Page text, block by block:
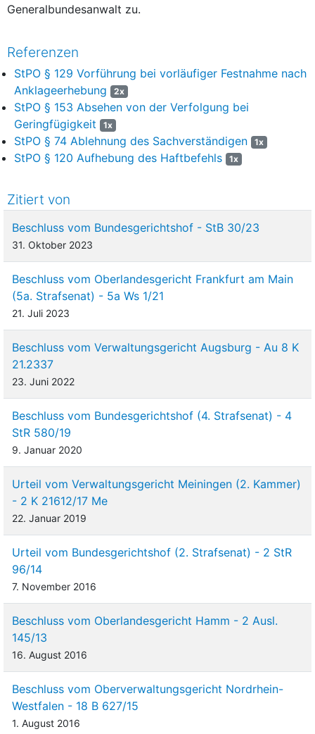
Generalbundesanwalt zu.
Referenzen
StPO § 129 Vorführung bei vorläufiger Festnahme nach
Anklageerhebung
2x
StPO § 153 Absehen von der Verfolgung bei
Geringfügigkeit
1x
StPO § 74 Ablehnung des Sachverständigen 1x
StPO § 120 Aufhebung des Haftbefehls 1x
Zitiert von
Beschluss vom Bundesgerichtshof - StB 30/23
31. Oktober 2023
Beschluss vom Oberlandesgericht Frankfurt am Main
(5a. Strafsenat) - 5a Ws 1/21
21. Juli 2023
Beschluss vom Verwaltungsgericht Augsburg - Au 8 K
21.2337
23. Juni 2022
Beschluss vom Bundesgerichtshof (4. Strafsenat) - 4
StR 580/19
9. Januar 2020
Urteil vom Verwaltungsgericht Meiningen (2. Kammer)
- 2 K 21612/17 Me
22. Januar 2019
Urteil vom Bundesgerichtshof (2. Strafsenat) - 2 StR
96/14
7. November 2016
Beschluss vom Oberlandesgericht Hamm - 2 Ausl.
145/13
16. August 2016
Beschluss vom Oberverwaltungsgericht Nordrhein-
Westfalen - 18 B 627/15
1. August 2016